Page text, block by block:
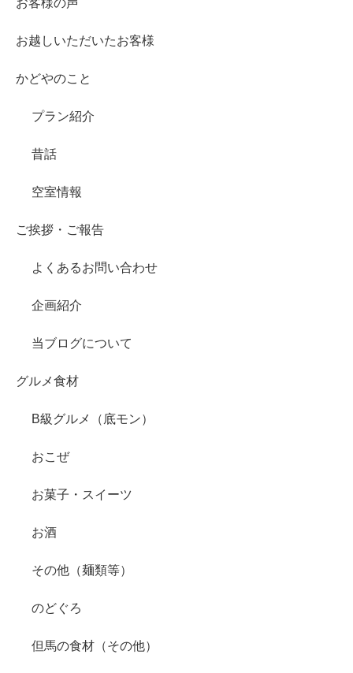
お客様の声
お越しいただいたお客様
かどやのこと
プラン紹介
昔話
空室情報
ご挨拶・ご報告
よくあるお問い合わせ
企画紹介
当ブログについて
グルメ食材
B級グルメ（底モン）
おこぜ
お菓子・スイーツ
お酒
その他（麺類等）
のどぐろ
但馬の食材（その他）